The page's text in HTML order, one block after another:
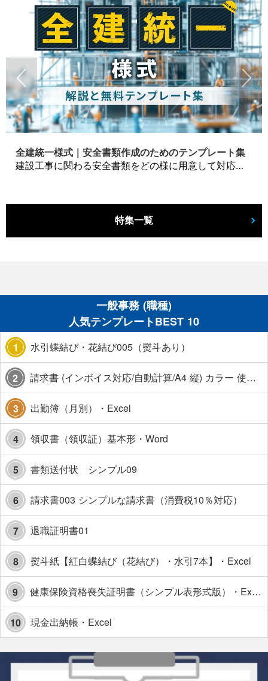
全建統一様式｜安全書類作成のためのテンプレート集
建設工事に関わる安全書類をどの様に用意して対応するか？関連書式テンプレートから書き方の注意点などの役立つコラムをbizoceanがお届けします。
特集一覧
一般事務 (職種)
人気テンプレートBEST 10
1 水引蝶結び・花結び005（熨斗あり）
2 請求書 (インボイス対応/自動計算/A4 縦) カラー 使い方解説あり
3 出勤簿（月別）・Excel
4 領収書（領収証）基本形・Word
5 書類送付状 シンプル09
6 請求書003 シンプルな請求書（消費税10％対応）
7 退職証明書01
8 熨斗紙【紅白蝶結び（花結び）・水引7本】・Excel
9 健康保険資格喪失証明書（シンプル表形式版）・Excel【見本付き】
10 現金出納帳・Excel